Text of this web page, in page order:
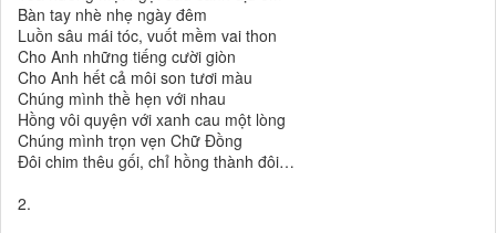
Bàn tay nhè nhẹ ngày đêm
Luồn sâu mái tóc, vuốt mềm vai thon
Cho Anh những tiếng cười giòn
Cho Anh hết cả môi son tươi màu
Chúng mình thề hẹn với nhau
Hồng vôi quyện với xanh cau một lòng
Chúng mình trọn vẹn Chữ Đồng
Đôi chim thêu gối, chỉ hồng thành đôi…
2.